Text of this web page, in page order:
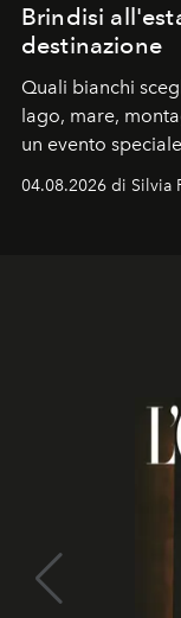
Brindisi
destinazione
Quali bianchi
lago, mare,
un evento
04.08.2026 di Silvia